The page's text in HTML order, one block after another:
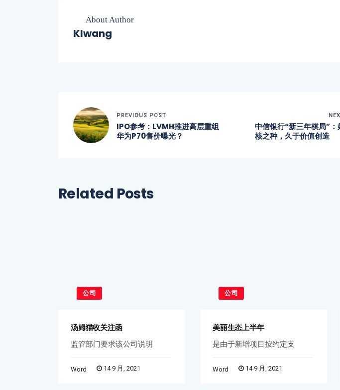
About Author
Klwang
PREVIOUS POST
IPO参考：LVMH推进高层重组
华为P70售价曝光？
中信银行“新三年棋局”：
核之种，久于价值创造
Related Posts
公司
汤姆猫收关注函
监管部门要求该公司说明
Word 14 9 月, 2021
公司
美丽生态上半年
是由于新增项目按约定支
Word 14 9 月, 2021